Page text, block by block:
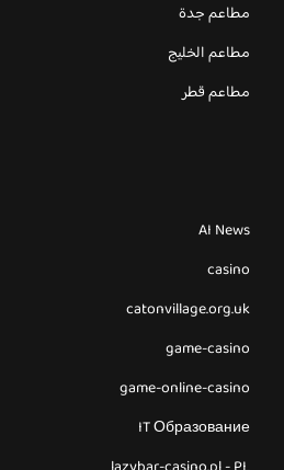
مطاعم جدة
مطاعم الخليج
مطاعم قطر
AI News
casino
catonvillage.org.uk
game-casino
game-online-casino
IT Образование